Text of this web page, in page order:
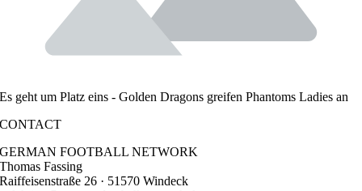
Es geht um Platz eins - Golden Dragons greifen Phantoms Ladies an
CONTACT
GERMAN FOOTBALL NETWORK
Thomas Fassing
Raiffeisenstraße 26 · 51570 Windeck